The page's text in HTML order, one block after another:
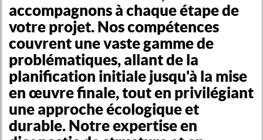
accompagnons à chaque étape de
votre projet. Nos compétences
couvrent une vaste gamme de
problématiques, allant de la
planification initiale jusqu'à la mise
en œuvre finale, tout en privilégiant
une approche écologique et
durable. Notre expertise en